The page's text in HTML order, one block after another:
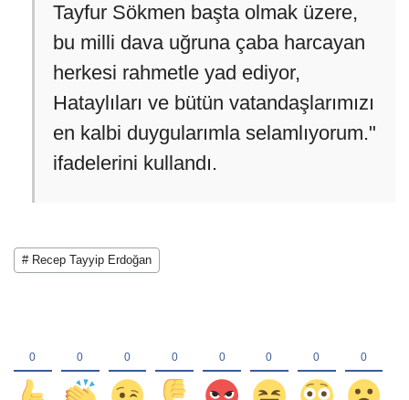
Tayfur Sökmen başta olmak üzere,
bu milli dava uğruna çaba harcayan
herkesi rahmetle yad ediyor,
Hataylıları ve bütün vatandaşlarımızı
en kalbi duygularımla selamlıyorum."
ifadelerini kullandı.
# Recep Tayyip Erdoğan